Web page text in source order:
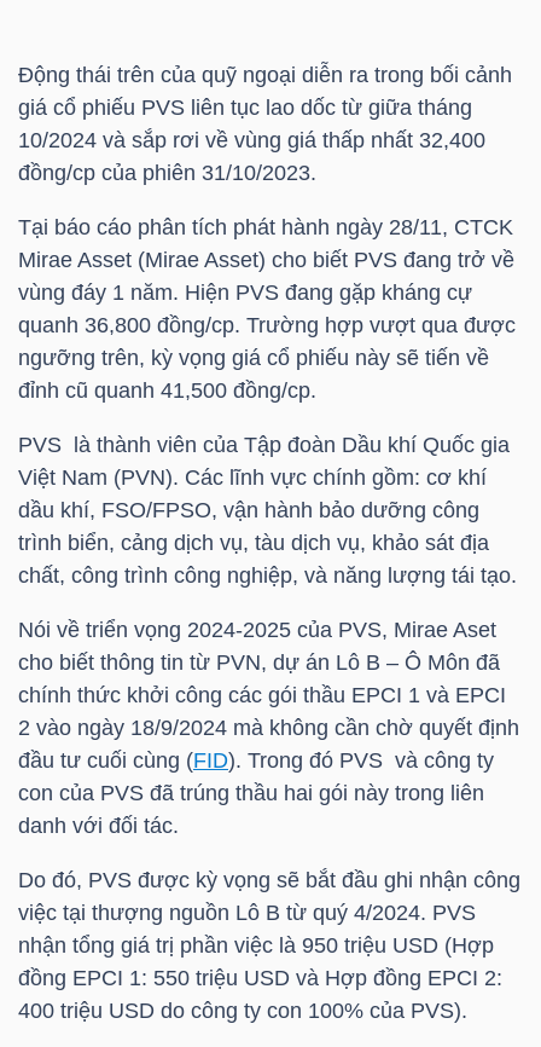
Động thái trên của quỹ ngoại diễn ra trong bối cảnh
giá cổ phiếu PVS liên tục lao dốc từ giữa tháng
10/2024 và sắp rơi về vùng giá thấp nhất 32,400
đồng/cp của phiên 31/10/2023.
Tại báo cáo phân tích phát hành ngày 28/11, CTCK
Mirae Asset (Mirae Asset) cho biết PVS đang trở về
vùng đáy 1 năm. Hiện PVS đang gặp kháng cự
quanh 36,800 đồng/cp. Trường hợp vượt qua được
ngưỡng trên, kỳ vọng giá cổ phiếu này sẽ tiến về
đỉnh cũ quanh 41,500 đồng/cp.
PVS là thành viên của Tập đoàn Dầu khí Quốc gia
Việt Nam (PVN). Các lĩnh vực chính gồm: cơ khí
dầu khí, FSO/FPSO, vận hành bảo dưỡng công
trình biển, cảng dịch vụ, tàu dịch vụ, khảo sát địa
chất, công trình công nghiệp, và năng lượng tái tạo.
Nói về triển vọng 2024-2025 của PVS, Mirae Aset
cho biết thông tin từ PVN, dự án Lô B – Ô Môn đã
chính thức khởi công các gói thầu EPCI 1 và EPCI
2 vào ngày 18/9/2024 mà không cần chờ quyết định
đầu tư cuối cùng (FID). Trong đó PVS và công ty
con của PVS đã trúng thầu hai gói này trong liên
danh với đối tác.
Do đó, PVS được kỳ vọng sẽ bắt đầu ghi nhận công
việc tại thượng nguồn Lô B từ quý 4/2024. PVS
nhận tổng giá trị phần việc là 950 triệu USD (Hợp
đồng EPCI 1: 550 triệu USD và Hợp đồng EPCI 2:
400 triệu USD do công ty con 100% của PVS).
PHIẾU
CỤ
ĐẦU
TƯ
XUẤT
DỮ
LIỆU
Ngành
(-)
VS-
SECTOR
NĂNG
LƯỢNG